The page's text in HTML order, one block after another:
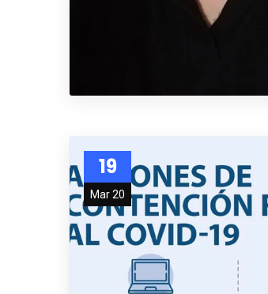
19
Mar 20